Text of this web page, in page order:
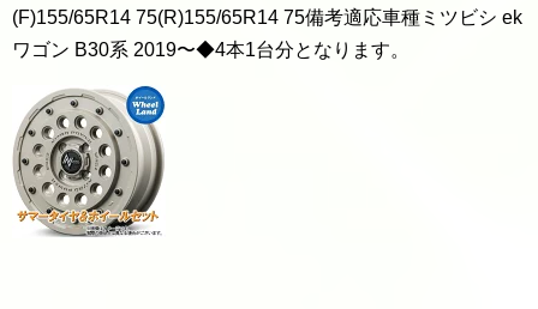
(F)155/65R14 75(R)155/65R14 75備考適応車種ミツビシ ek
ワゴン B30系 2019〜◆4本1台分となります。